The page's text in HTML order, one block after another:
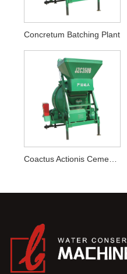
Concretum Batching Plant
Coactus Actionis Cement Mixer